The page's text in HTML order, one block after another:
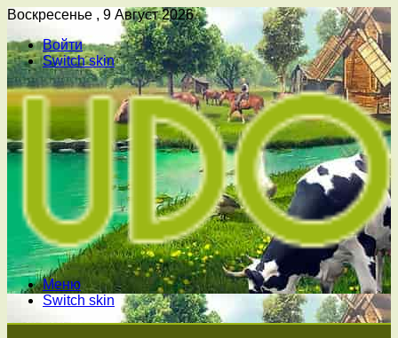
Воскресенье , 9 Август 2026
Войти
Switch skin
Меню
Switch skin